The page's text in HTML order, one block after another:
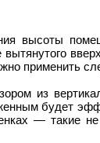
высоты
применить
из
будет
— такие